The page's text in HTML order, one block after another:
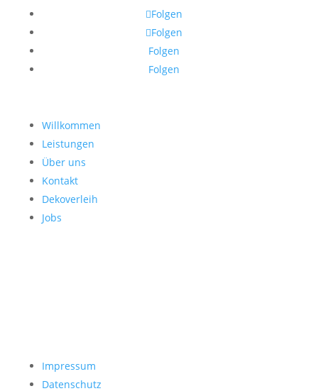
Folgen
Folgen
Folgen
Folgen
Willkommen
Leistungen
Über uns
Kontakt
Dekoverleih
Jobs
Impressum
Datenschutz